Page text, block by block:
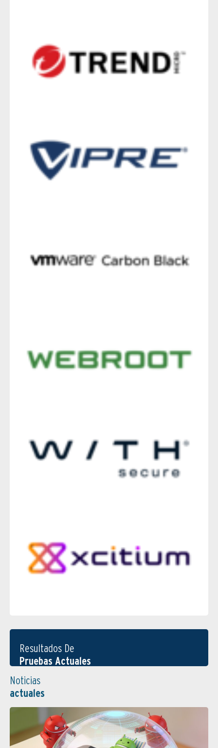
Resultados De
Pruebas Actuales
Noticias
actuales